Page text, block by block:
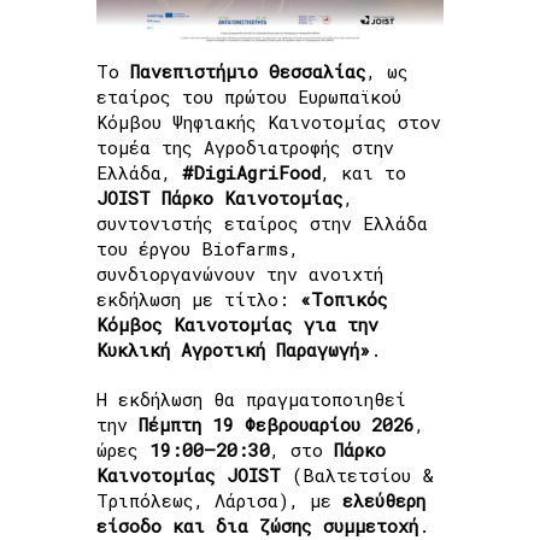
Home»Το DigiAgriFood στην Εκδήλωση
“Τοπικός Κόμβος Καινοτομίας για την
Κυκλική Αγροτική Παραγωγή”
Το Πανεπιστήμιο Θεσσαλίας, ως
εταίρος του πρώτου Ευρωπαϊκού
Κόμβου Ψηφιακής Καινοτομίας στον
τομέα της Αγροδιατροφής στην
Ελλάδα, #DigiAgriFood, και το
JOIST Πάρκο Καινοτομίας,
συντονιστής εταίρος στην Ελλάδα
του έργου Biofarms,
συνδιοργανώνουν την ανοιχτή
εκδήλωση με τίτλο: «Τοπικός
Κόμβος Καινοτομίας για την
Κυκλική Αγροτική Παραγωγή» .
Η εκδήλωση θα πραγματοποιηθεί
την Πέμπτη 19 Φεβρουαρίου 2026,
ώρες 19:00–20:30, στο Πάρκο
Καινοτομίας JOIST (Βαλτετσίου &
Τριπόλεως, Λάρισα), με ελεύθερη
είσοδο και δια ζώσης συμμετοχή .